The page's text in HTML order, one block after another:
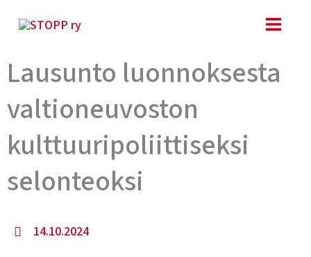
sisältöön
Lausunto luonnoksesta
valtioneuvoston
kulttuuripoliittiseksi
selonteoksi
14.10.2024